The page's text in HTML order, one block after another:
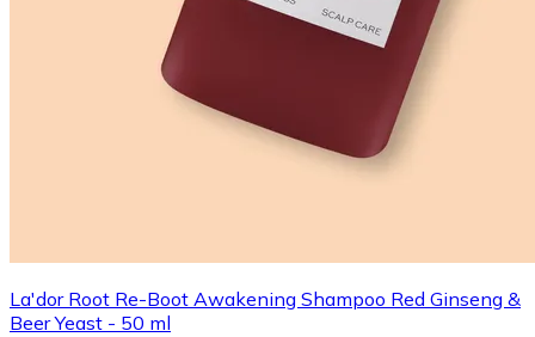
La'dor Root Re-Boot Awakening Shampoo Red Ginseng &
Beer Yeast - 50 ml